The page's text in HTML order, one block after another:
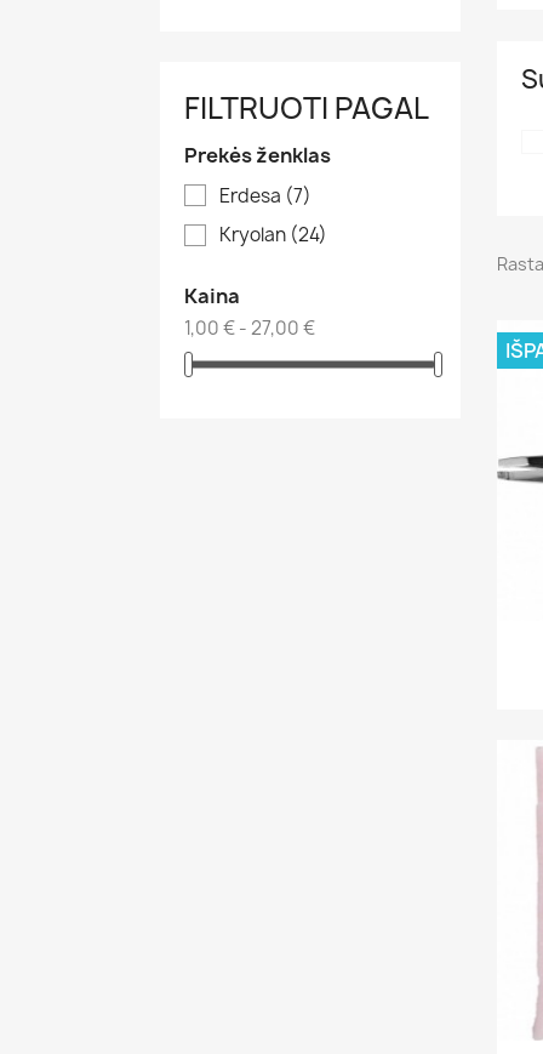
FILTRUOTI PAGAL
Prekės ženklas
Erdesa (7)
Kryolan (24)
Kaina
1,00 € - 27,00 €